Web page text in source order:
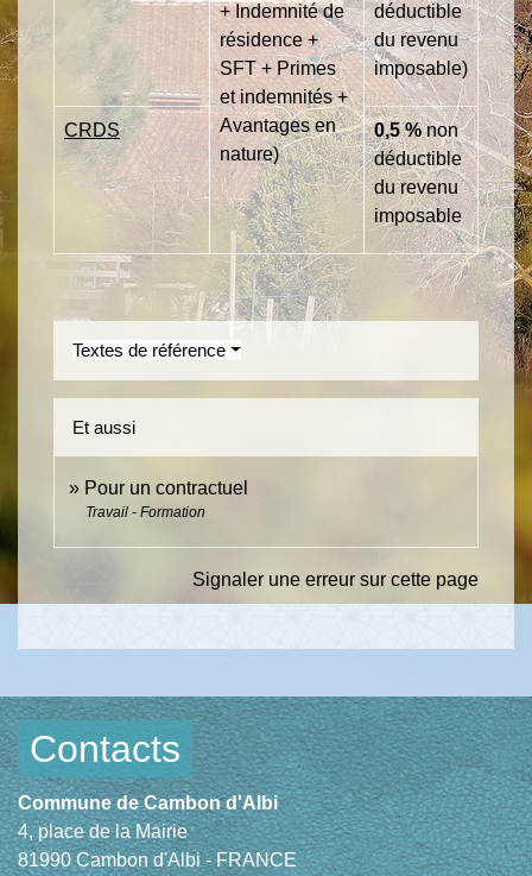
+ Indemnité de
résidence +
SFT + Primes
et indemnités +
Avantages en
nature)
déductible
du revenu
imposable)
CRDS 0,5 %non
déductible
du revenu
imposable
Textes de référence
Et aussi
Pour un contractuel
Travail - Formation
Signaler une erreur sur cette page
Contacts
Commune de Cambon d'Albi
4, place de la Mairie
81990 Cambon d'Albi - FRANCE